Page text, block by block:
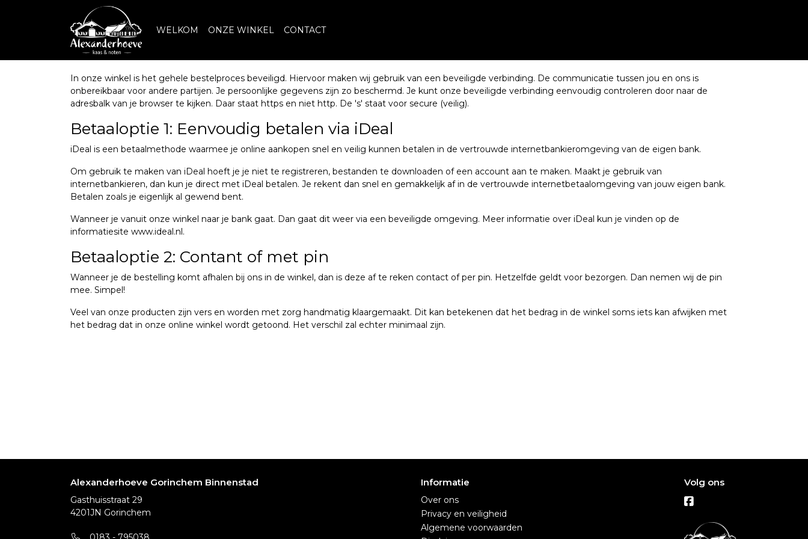
WELKOM ONZE WINKEL CONTACT
In onze winkel is het gehele bestelproces beveiligd. Hiervoor maken wij gebruik van een beveiligde verbinding. De communicatie tussen jou en ons is
onbereikbaar voor andere partijen. Je persoonlijke gegevens zijn zo beschermd. Je kunt onze beveiligde verbinding eenvoudig controleren door naar de
adresbalk van je browser te kijken. Daar staat https en niet http. De 's' staat voor secure (veilig).
Betaaloptie 1: Eenvoudig betalen via iDeal
iDeal is een betaalmethode waarmee je online aankopen snel en veilig kunnen betalen in de vertrouwde internetbankieromgeving van de eigen bank.
Om gebruik te maken van iDeal hoeft je je niet te registreren, bestanden te downloaden of een account aan te maken. Maakt je gebruik van
internetbankieren, dan kun je direct met iDeal betalen. Je rekent dan snel en gemakkelijk af in de vertrouwde internetbetaalomgeving van jouw eigen bank.
Betalen zoals je eigenlijk al gewend bent.
Wanneer je vanuit onze winkel naar je bank gaat. Dan gaat dit weer via een beveiligde omgeving. Meer informatie over iDeal kun je vinden op de
informatiesite www.ideal.nl.
Betaaloptie 2: Contant of met pin
Wanneer je de bestelling komt afhalen bij ons in de winkel, dan is deze af te reken contact of per pin. Hetzelfde geldt voor bezorgen. Dan nemen wij de pin
mee. Simpel!
Veel van onze producten zijn vers en worden met zorg handmatig klaargemaakt. Dit kan betekenen dat het bedrag in de winkel soms iets kan afwijken met
het bedrag dat in onze online winkel wordt getoond. Het verschil zal echter minimaal zijn.
Alexanderhoeve Gorinchem Binnenstad
Gasthuisstraat 29
4201JN Gorinchem
Informatie
Over ons
Privacy en veiligheid
Algemene voorwaarden
Volg ons